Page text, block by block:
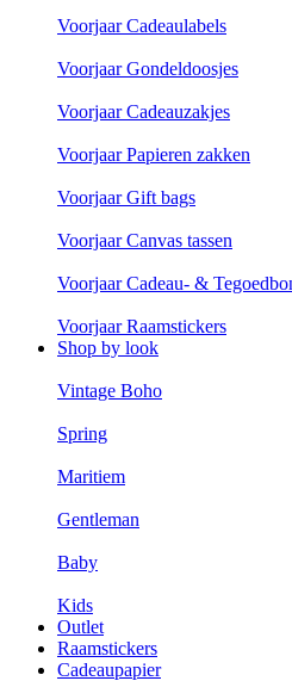
Voorjaar Cadeaulabels
Voorjaar Gondeldoosjes
Voorjaar Cadeauzakjes
Voorjaar Papieren zakken
Voorjaar Gift bags
Voorjaar Canvas tassen
Voorjaar Cadeau- &
Voorjaar Raamstickers
Shop by look
Vintage Boho
Spring
Maritiem
Gentleman
Baby
Kids
Outlet
Raamstickers
Cadeaupapier